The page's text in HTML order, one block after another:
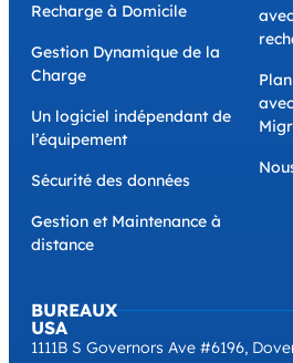
BUREAUX
USA
1111B S Governors Ave #6196,
Recharge à Domicile
Gestion Dynamique de la
Charge
Un logiciel indépendant de
l’équipement
Sécurité des données
Gestion et Maintenance à
distance